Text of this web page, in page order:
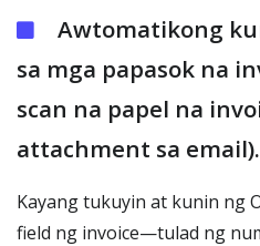
Awtomatikong
sa mga papasok na
scan na papel na
attachment sa email).
Kayang tukuyin at kunin ng
field ng invoice—tulad ng